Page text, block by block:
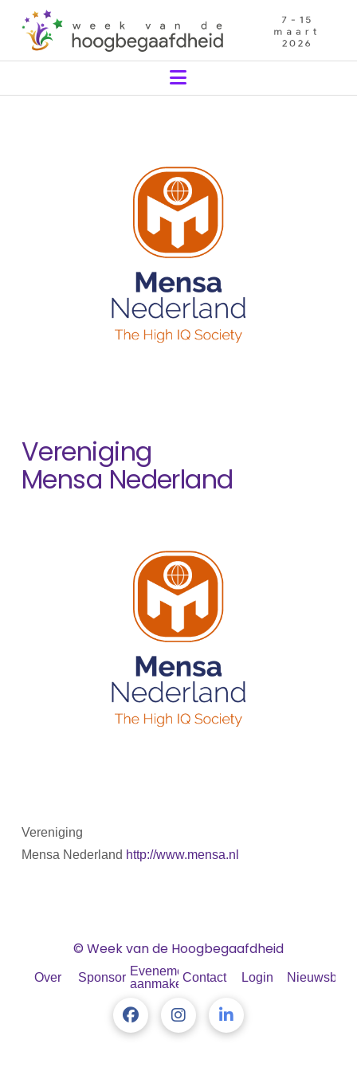
Navigation
Vereniging
Mensa Nederland
Vereniging
Mensa Nederland http://www.mensa.nl
© Week van de Hoogbegaafdheid
Over SponsorenEvenement
aanmakenContact Login Nieuwsbrief